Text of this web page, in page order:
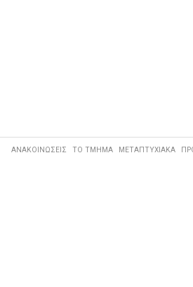
ΑΝΑΚΟΙΝΩΣΕΙΣ ΤΟ ΤΜΗΜΑ ΜΕΤΑΠΤΥΧΙΑΚΑ